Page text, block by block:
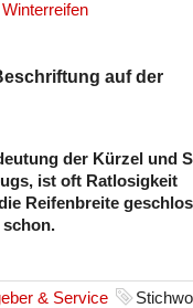
Winterreifen
auf der
der Kürzel und
ist oft Ratlosigkeit
Reifenbreite
schon.
& Service